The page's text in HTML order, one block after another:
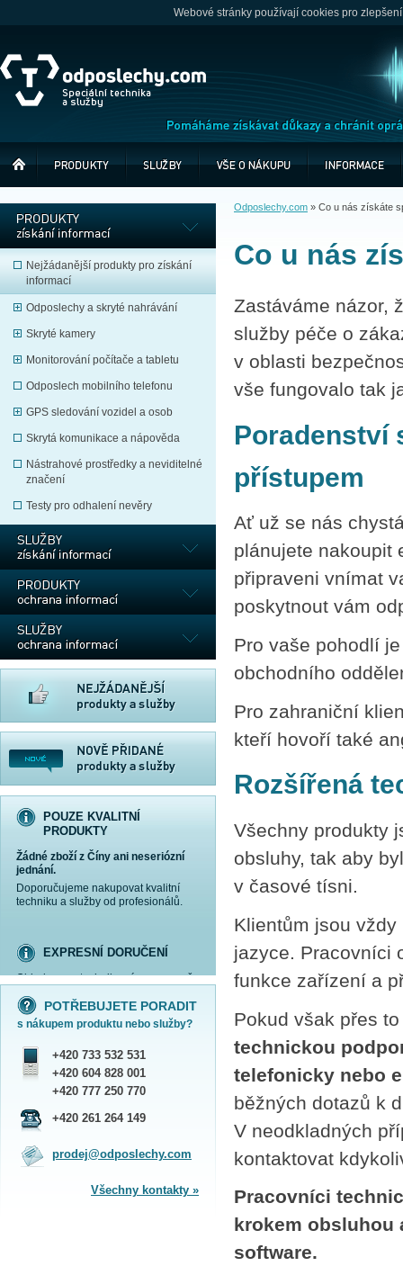
Webové stránky používají cookies pro
Nejžádanější produkty pro získání
informací
Odposlechy a skryté nahrávání
Skryté kamery
Monitorování počítače a tabletu
Odposlech mobilního telefonu
GPS sledování vozidel a osob
Skrytá komunikace a nápověda
Nástrahové prostředky a neviditelné
značení
Testy pro odhalení nevěry
POUZE KVALITNÍ
PRODUKTY
Žádné zboží z Číny ani neseriózní
jednání.
Doporučujeme nakupovat kvalitní
techniku a služby od profesionálů.
více informací »
EXPRESNÍ DORUČENÍ
Objednanou techniku vám expresně
Praha - DNES
ČR - ZÍTRA DO 17 HODIN
Dále zasíláme zboží Obchodním
balíkem České pošty nebo přepravní
službou PPL.
více informací »
SHOWROOM PRAHA
Náš sortiment si můžete
prohlédnout, vyzkoušet a zakoupit
Jsme zkušení odborníci a rádi vám s
více informací »
více informací »
POTŘEBUJETE PORADIT
s nákupem produktu nebo služby?
+420 733 532 531
+420 604 828 001
+420 777 250 770
+420 261 264 149
prodej@odposlechy.com
Všechny kontakty »
Odposlechy.com » Co u nás získáte
Co u nás
Zastáváme názor,
služby péče o
v oblasti
vše fungovalo tak
Poradenství
přístupem
Ať už se nás
plánujete nakoupit
připraveni vnímat
poskytnout vám
Pro vaše pohodlí
obchodního
Pro zahraniční
kteří hovoří také
Rozšířená
Všechny produkty
obsluhy, tak aby
v časové tísni.
Klientům jsou
jazyce. Pracovníci
funkce zařízení a
Pokud však přes
technickou
telefonicky nebo
běžných dotazů k
V neodkladných
kontaktovat
Pracovníci
krokem obsluhou
software.